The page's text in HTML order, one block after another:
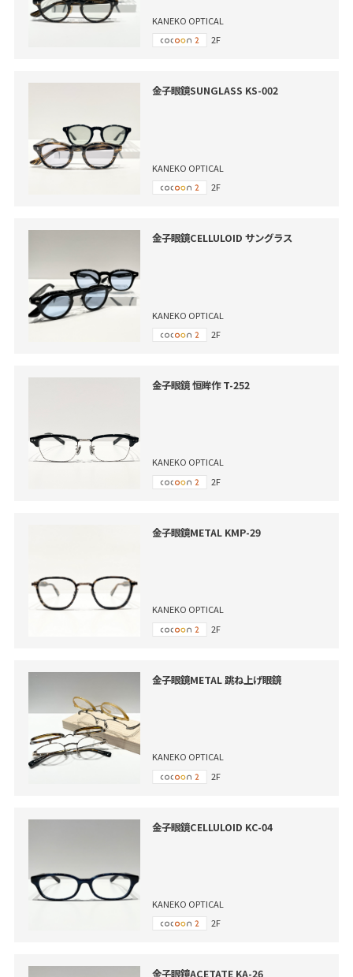
KANEKO OPTICAL
2F
金子眼鏡SUNGLASS KS-002
KANEKO OPTICAL
2F
金子眼鏡CELLULOID サングラス
KANEKO OPTICAL
2F
金子眼鏡 恒眸作 T-252
KANEKO OPTICAL
2F
金子眼鏡METAL KMP-29
KANEKO OPTICAL
2F
金子眼鏡METAL 跳ね上げ眼鏡
KANEKO OPTICAL
2F
金子眼鏡CELLULOID KC-04
KANEKO OPTICAL
2F
金子眼鏡ACETATE KA-26